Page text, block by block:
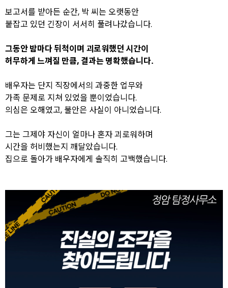
보고서를 받아든 순간, 박 씨는 오랫동안
붙잡고 있던 긴장이 서서히 풀려나갔습니다.
그동안 밤마다 뒤척이며 괴로워했던 시간이
허무하게 느껴질 만큼, 결과는 명확했습니다.
배우자는 단지 직장에서의 과중한 업무와
가족 문제로 지쳐 있었을 뿐이었습니다.
의심은 오해였고, 불안은 사실이 아니었습니다.
그는 그제야 자신이 얼마나 혼자 괴로워하며
시간을 허비했는지 깨달았습니다.
집으로 돌아가 배우자에게 솔직히 고백했습니다.